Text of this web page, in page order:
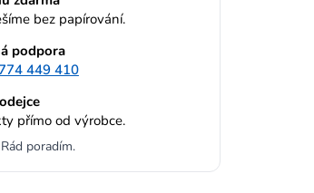
bez papírování.
podpora
774 449 410
přímo od výrobce.
poradím.